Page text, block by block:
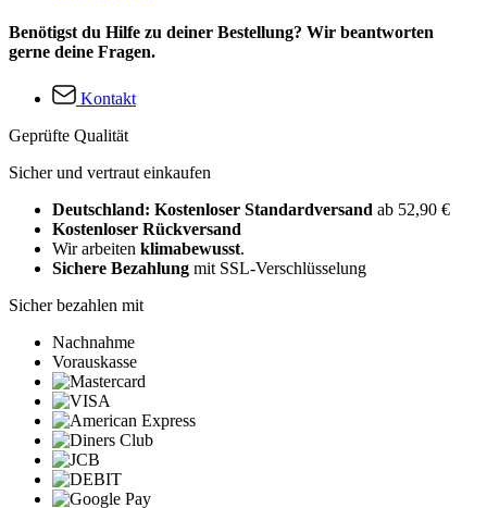
Benötigst du Hilfe zu deiner Bestellung? Wir beantworten
gerne deine Fragen.
Kontakt
Geprüfte Qualität
Sicher und vertraut einkaufen
Deutschland: Kostenloser Standardversand ab 52,90 €
Kostenloser Rückversand
Wir arbeiten klimabewusst.
Sichere Bezahlung mit SSL-Verschlüsselung
Sicher bezahlen mit
Nachnahme
Vorauskasse